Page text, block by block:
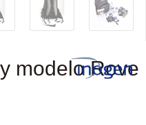
modelo Rove